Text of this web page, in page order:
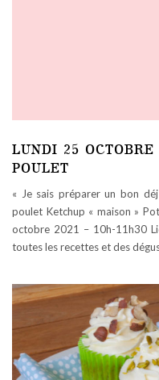
LUNDI 25
POULET
« Je sais préparer un bon
poulet Ketchup « maison »
octobre 2021 – 10h-11h30
toutes les recettes et des